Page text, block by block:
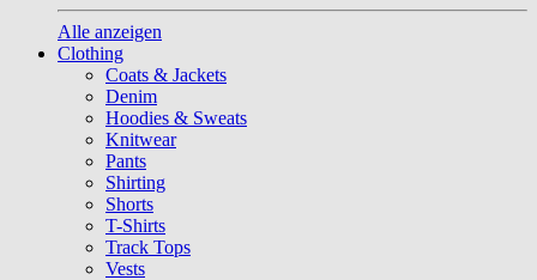
Alle anzeigen
Clothing
Coats & Jackets
Denim
Hoodies & Sweats
Knitwear
Pants
Shirting
Shorts
T-Shirts
Track Tops
Vests